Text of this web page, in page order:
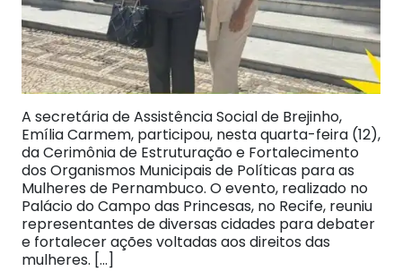
A secretária de Assistência Social de Brejinho,
Emília Carmem, participou, nesta quarta-feira (12),
da Cerimônia de Estruturação e Fortalecimento
dos Organismos Municipais de Políticas para as
Mulheres de Pernambuco. O evento, realizado no
Palácio do Campo das Princesas, no Recife, reuniu
representantes de diversas cidades para debater
e fortalecer ações voltadas aos direitos das
mulheres. […]